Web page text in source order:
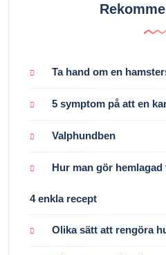
Ta hand om en
5 symptom på att en
Valphundben
Hur man gör
4 enkla recept
Olika sätt att rengöra